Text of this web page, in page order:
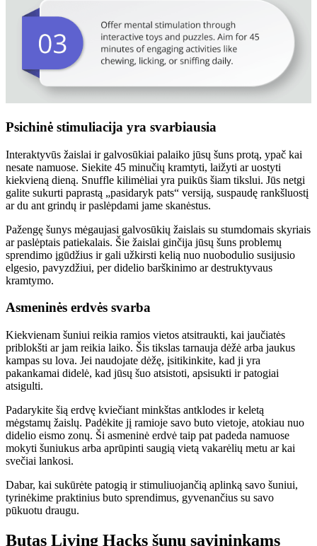
Psichinė stimuliacija yra svarbiausia
Interaktyvūs žaislai ir galvosūkiai palaiko jūsų šuns protą, ypač kai
nesate namuose. Siekite 45 minučių kramtyti, laižyti ar uostyti
kiekvieną dieną. Snuffle kilimėliai yra puikūs šiam tikslui. Jūs netgi
galite sukurti paprastą „pasidaryk pats“ versiją, suspaudę rankšluostį
ar du ant grindų ir paslėpdami jame skanėstus.
Pažengę šunys mėgaujasi galvosūkių žaislais su stumdomais skyriais
ar paslėptais patiekalais. Šie žaislai ginčija jūsų šuns problemų
sprendimo įgūdžius ir gali užkirsti kelią nuo nuobodulio susijusio
elgesio, pavyzdžiui, per didelio barškinimo ar destruktyvaus
kramtymo.
Asmeninės erdvės svarba
Kiekvienam šuniui reikia ramios vietos atsitraukti, kai jaučiatės
priblokšti ar jam reikia laiko. Šis tikslas tarnauja dėžė arba jaukus
kampas su lova. Jei naudojate dėžę, įsitikinkite, kad ji yra
pakankamai didelė, kad jūsų šuo atsistoti, apsisukti ir patogiai
atsigulti.
Padarykite šią erdvę kviečiant minkštas antklodes ir keletą
mėgstamų žaislų. Padėkite jį ramioje savo buto vietoje, atokiau nuo
didelio eismo zonų. Ši asmeninė erdvė taip pat padeda namuose
mokyti šuniukus arba aprūpinti saugią vietą vakarėlių metu ar kai
svečiai lankosi.
Dabar, kai sukūrėte patogią ir stimuliuojančią aplinką savo šuniui,
tyrinėkime praktinius buto sprendimus, gyvenančius su savo
pūkuotu draugu.
Butas Living Hacks šunų savininkams